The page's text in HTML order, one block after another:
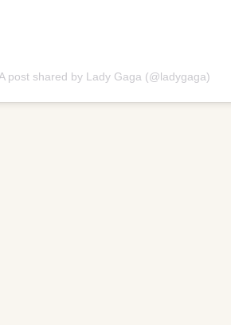
post shared by Lady Gaga (@ladygaga)